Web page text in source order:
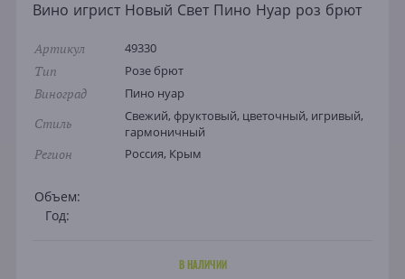
Вино игрист Новый Свет Пино Нуар роз брют
Артикул 49330
Тип Розе брют
Виноград Пино нуар
Стиль
Свежий, фруктовый, цветочный, игривый,
гармоничный
Регион Россия, Крым
Объем:
Год:
В НАЛИЧИИ